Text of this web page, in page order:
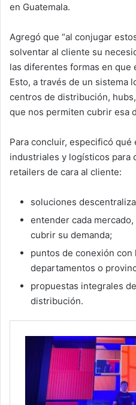
en Guatemala.
Agregó que “al conjugar
solventar al cliente su
las diferentes formas en
Esto, a través de un sistema
centros de distribución,
que nos permiten cubrir esa
Para concluir, especificó qué
industriales y logísticos para
retailers de cara al cliente:
soluciones
entender cada
cubrir su demanda;
puntos de conexión
departamentos o
propuestas integrales
distribución.